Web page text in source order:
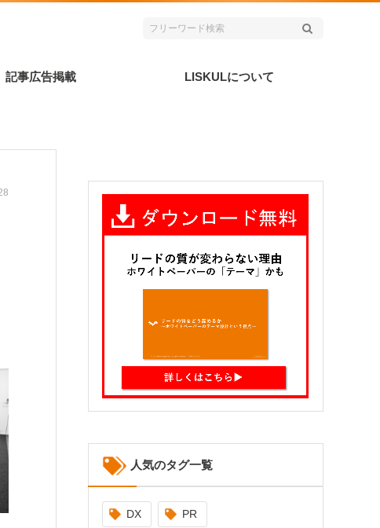
記事広告掲載 LISKULについて
人気のタグ一覧
DX PR